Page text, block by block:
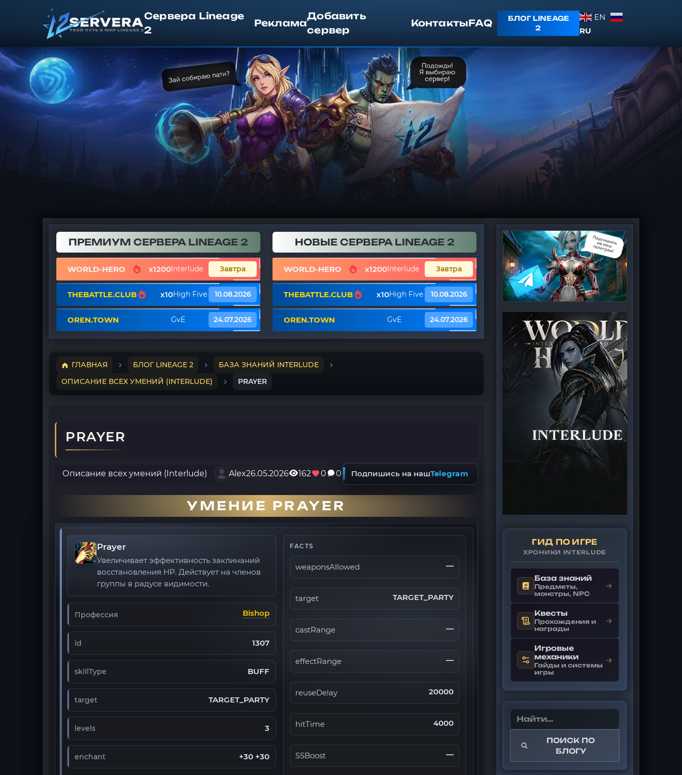
Сервера Lineage
2
Реклама
Добавить
сервер
КонтактыFAQ
БЛОГ LINEAGE
2
EN
RU
ПРЕМИУМ СЕРВЕРА LINEAGE 2
WORLD-HERO x1200Interlude Завтра
THEBATTLE.CLUB x10High Five 10.08.2026
OREN.TOWN GvE 24.07.2026
НОВЫЕ СЕРВЕРА LINEAGE 2
WORLD-HERO x1200Interlude Завтра
THEBATTLE.CLUB x10High Five 10.08.2026
OREN.TOWN GvE 24.07.2026
ГЛАВНАЯ БЛОГ LINEAGE 2
БАЗА ЗНАНИЙ INTERLUDE
ОПИСАНИЕ ВСЕХ УМЕНИЙ (INTERLUDE)
PRAYER
PRAYER
Описание всех умений (Interlude) Alex26.05.2026 162 0 0 Подпишись на нашTelegram
УМЕНИЕ PRAYER
Prayer
Увеличивает эффективность заклинаний
восстановления HP. Действует на членов
группы в радусе видимости.
Профессия Bishop
id 1307
skillType BUFF
target TARGET_PARTY
levels 3
enchant +30 +30
FACTS
weaponsAllowed —
target TARGET_PARTY
castRange —
effectRange —
reuseDelay 20000
hitTime 4000
SSBoost —
ГИД ПО ИГРЕ
ХРОНИКИ INTERLUDE
База знаний
Предметы,
монстры, NPC
→
Квесты
Прохождения и
награды
→
Игровые
механики
Гайды и системы
игры
→
ПОИСК ПО
БЛОГУ